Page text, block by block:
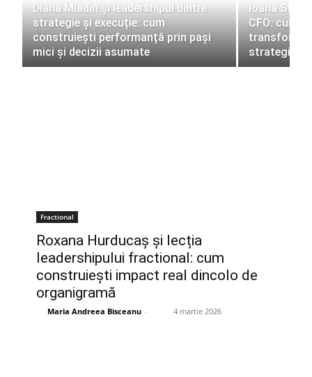
Diana Mladin și leadershipul dintre
strategie și execuție: cum
construiești performanță prin pași
mici și decizii asumate
Ioana
CFO: cum
transforme
strategice
Fractional
Roxana Hurducaș și lecția
leadershipului fractional: cum
construiești impact real dincolo de
organigramă
Maria Andreea Bisceanu - 4 martie 2026